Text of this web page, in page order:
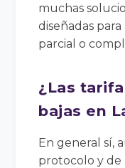
muchas
diseñadas
parcial o
¿Las
bajas en
En general sí,
protocolo y de